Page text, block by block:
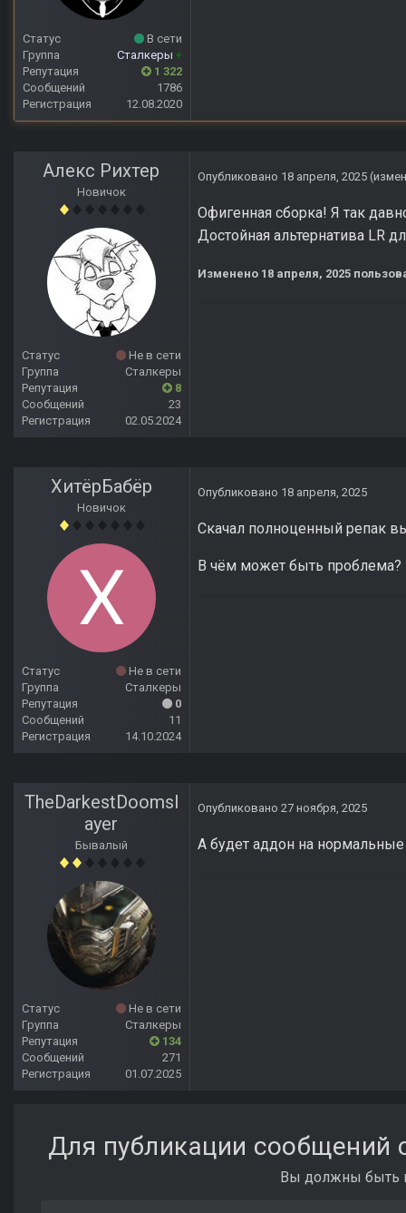
Статус
В сети
Группа
Сталкеры +
Репутация
1 322
Сообщений
1786
Регистрация
12.08.2020
Алекс Рихтер
Новичок
Статус
Не в сети
Группа
Сталкеры
Репутация
8
Сообщений
23
Регистрация
02.05.2024
Опубликовано 18 апреля, 2025
Офигенная сборка! Я так
Достойная альтернатива LR
Изменено 18 апреля, 2025
ХитёрБабёр
Новичок
Статус
Не в сети
Группа
Сталкеры
Репутация
0
Сообщений
11
Регистрация
14.10.2024
Опубликовано 18 апреля, 2025
Скачал полноценный репак
В чём может быть проблема?
TheDarkestDoomsl
ayer
Бывалый
Статус
Не в сети
Группа
Сталкеры
Репутация
134
Сообщений
271
Регистрация
01.07.2025
Опубликовано 27 ноября, 2025
А будет аддон на
Для публикации сообщений
Вы должны быть